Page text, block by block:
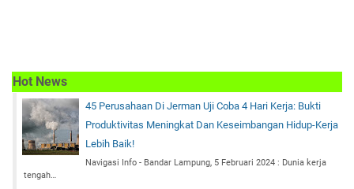
Hot News
45 Perusahaan Di Jerman Uji Coba 4 Hari Kerja: Bukti
Produktivitas Meningkat Dan Keseimbangan Hidup-Kerja
Lebih Baik!
Navigasi Info - Bandar Lampung, 5 Februari 2024 : Dunia kerja
tengah…